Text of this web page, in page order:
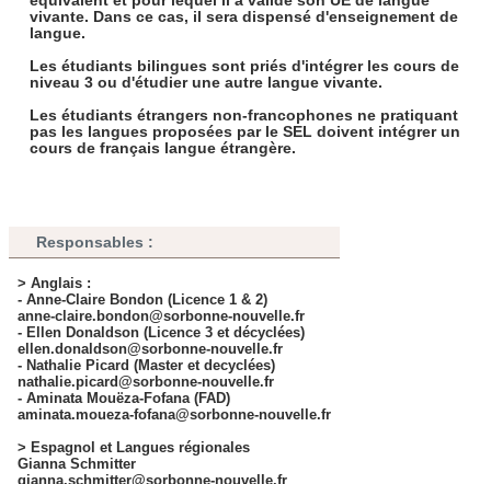
ont collectées lors de votre utilisation de leurs services.
vivante. Dans ce cas, il sera dispensé d'enseignement de
langue.
Les étudiants bilingues sont priés d'intégrer les cours de
niveau 3 ou d'étudier une autre langue vivante.
Les étudiants étrangers non-francophones ne pratiquant
pas les langues proposées par le SEL doivent intégrer un
cours de français langue étrangère.
Responsables :
> Anglais :
- Anne-Claire Bondon (Licence 1 & 2)
anne-claire.bondon@sorbonne-nouvelle.fr
- Ellen Donaldson (Licence 3 et décyclées)
ellen.donaldson@sorbonne-nouvelle.fr
- Nathalie Picard (Master et decyclées)
nathalie.picard@sorbonne-nouvelle.fr
- Aminata Mouëza-Fofana (FAD)
aminata.moueza-fofana@sorbonne-nouvelle.fr
> Espagnol et Langues régionales
Gianna Schmitter
gianna.schmitter@sorbonne-nouvelle.fr